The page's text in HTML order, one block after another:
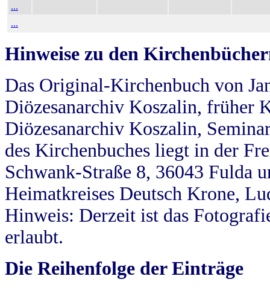
...
...
Hinweise zu den
Das Original-Kirchenbuch von
Diözesanarchiv Koszalin, früher
Diözesanarchiv Koszalin,
des Kirchenbuches liegt in der
Schwank-Straße 8, 36043 Fulda
Heimatkreises Deutsch Krone,
Hinweis: Derzeit ist das
erlaubt.
Die Reihenfolge der Einträge